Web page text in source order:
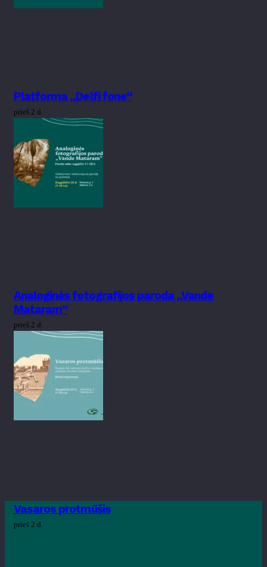
Platforma „Delfi fone“
prieš 2 d.
Analoginės fotografijos paroda „Vande
Mataram“
prieš 2 d.
Vasaros protmūšis
prieš 2 d.